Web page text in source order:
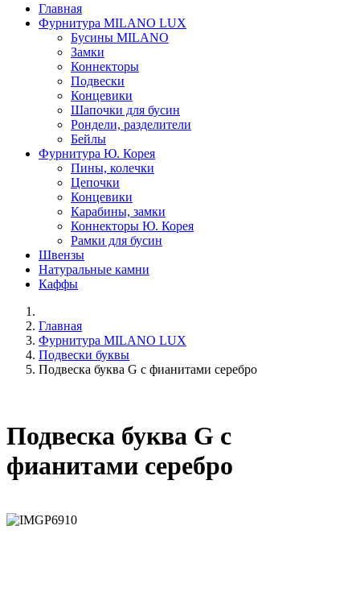
Главная
Фурнитура MILANO LUX
Бусины MILANO
Замки
Коннекторы
Подвески
Концевики
Шапочки для бусин
Рондели, разделители
Бейлы
Фурнитура Ю. Корея
Пины, колечки
Цепочки
Концевики
Карабины, замки
Коннекторы Ю. Корея
Рамки для бусин
Швензы
Натуральные камни
Каффы
Главная
Фурнитура MILANO LUX
Подвески буквы
Подвеска буква G с фианитами серебро
Подвеска буква G с
фианитами серебро